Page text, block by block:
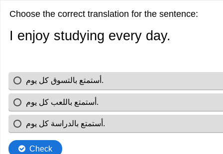
Choose the correct translation for the sentence:
I enjoy studying every day.
أستمتع بالتسوق كل يوم.
أستمتع باللعب كل يوم.
أستمتع بالدراسة كل يوم.
Check